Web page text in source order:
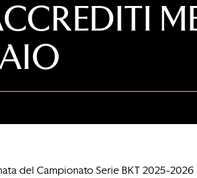
del Campionato Serie BKT 2025-